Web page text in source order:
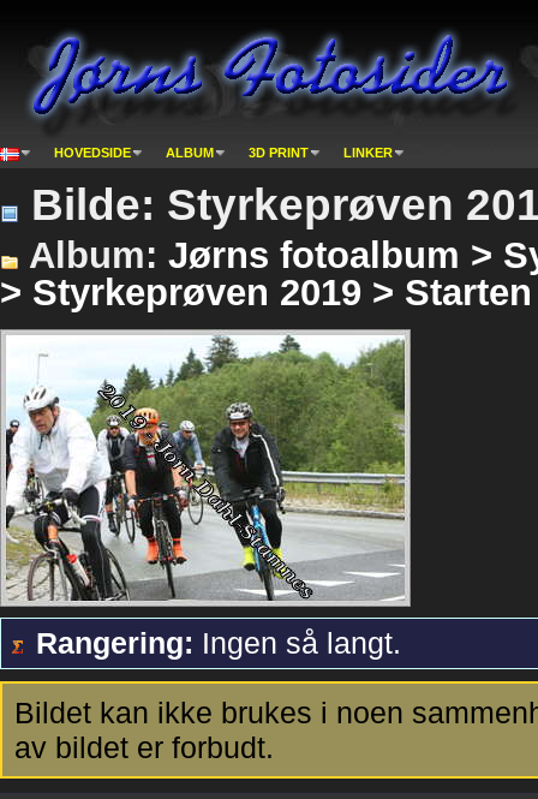
HOVEDSIDE ALBUM 3D PRINT LINKER
Bilde: Styrkeprøven
Album: Jørns fotoalbum >
> Styrkeprøven 2019 > Starten
Rangering: Ingen så langt.
Bildet kan ikke brukes i noen
av bildet er forbudt.